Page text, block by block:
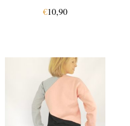
€10,90